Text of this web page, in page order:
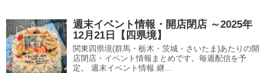
週末イベント情報・開店閉店 ～2025年
12月21日【四県境】
関東四県境(群馬・栃木・茨城・さいたま)あたりの開
店閉店・イベント情報まとめです。毎週配信を予
定。 週末イベント情報 継...